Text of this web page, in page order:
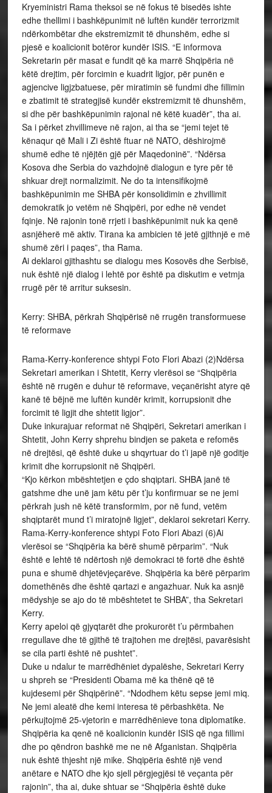
Kryeministri Rama theksoi se në fokus të bisedës ishte
edhe thellimi i bashkëpunimit në luftën kundër terrorizmit
ndërkombëtar dhe ekstremizmit të dhunshëm, edhe si
pjesë e koalicionit botëror kundër ISIS. “E informova
Sekretarin për masat e fundit që ka marrë Shqipëria në
këtë drejtim, për forcimin e kuadrit ligjor, për punën e
agjencive ligjzbatuese, për miratimin së fundmi dhe fillimin
e zbatimit të strategjisë kundër ekstremizmit të dhunshëm,
si dhe për bashkëpunimin rajonal në këtë kuadër”, tha ai.
Sa i përket zhvillimeve në rajon, ai tha se “jemi tejet të
kënaqur që Mali i Zi është ftuar në NATO, dëshirojmë
shumë edhe të njëjtën gjë për Maqedoninë”. “Ndërsa
Kosova dhe Serbia do vazhdojnë dialogun e tyre për të
shkuar drejt normalizimit. Ne do ta intensifikojmë
bashkëpunimin me SHBA për konsolidimin e zhvillimit
demokratik jo vetëm në Shqipëri, por edhe në vendet
fqinje. Në rajonin tonë rrjeti i bashkëpunimit nuk ka qenë
asnjëherë më aktiv. Tirana ka ambicien të jetë gjithnjë e më
shumë zëri i paqes”, tha Rama.
Ai deklaroi gjithashtu se dialogu mes Kosovës dhe Serbisë,
nuk është një dialog i lehtë por është pa diskutim e vetmja
rrugë për të arritur suksesin.
Kerry: SHBA, përkrah Shqipërisë në rrugën transformuese
të reformave
Rama-Kerry-konference shtypi Foto Flori Abazi (2)Ndërsa
Sekretari amerikan i Shtetit, Kerry vlerësoi se “Shqipëria
është në rrugën e duhur të reformave, veçanërisht atyre që
kanë të bëjnë me luftën kundër krimit, korrupsionit dhe
forcimit të ligjit dhe shtetit ligjor”.
Duke inkurajuar reformat në Shqipëri, Sekretari amerikan i
Shtetit, John Kerry shprehu bindjen se paketa e refomës
në drejtësi, që është duke u shqyrtuar do t’i japë një goditje
krimit dhe korrupsionit në Shqipëri.
“Kjo kërkon mbështetjen e çdo shqiptari. SHBA janë të
gatshme dhe unë jam këtu për t’ju konfirmuar se ne jemi
përkrah jush në këtë transformim, por në fund, vetëm
shqiptarët mund t’i miratojnë ligjet”, deklaroi sekretari Kerry.
Rama-Kerry-konference shtypi Foto Flori Abazi (6)Ai
vlerësoi se “Shqipëria ka bërë shumë përparim”. “Nuk
është e lehtë të ndërtosh një demokraci të fortë dhe është
puna e shumë dhjetëvjeçarëve. Shqipëria ka bërë përparim
domethënës dhe është qartazi e angazhuar. Nuk ka asnjë
mëdyshje se ajo do të mbështetet te SHBA”, tha Sekretari
Kerry.
Kerry apeloi që gjyqtarët dhe prokurorët t’u përmbahen
rregullave dhe të gjithë të trajtohen me drejtësi, pavarësisht
se cila parti është në pushtet”.
Duke u ndalur te marrëdhëniet dypalëshe, Sekretari Kerry
u shpreh se “Presidenti Obama më ka thënë që të
kujdesemi për Shqipërinë”. “Ndodhem këtu sepse jemi miq.
Ne jemi aleatë dhe kemi interesa të përbashkëta. Ne
përkujtojmë 25-vjetorin e marrëdhënieve tona diplomatike.
Shqipëria ka qenë në koalicionin kundër ISIS që nga fillimi
dhe po qëndron bashkë me ne në Afganistan. Shqipëria
nuk është thjesht një mike. Shqipëria është një vend
anëtare e NATO dhe kjo sjell përgjegjësi të veçanta për
rajonin”, tha ai, duke shtuar se “Shqipëria është duke